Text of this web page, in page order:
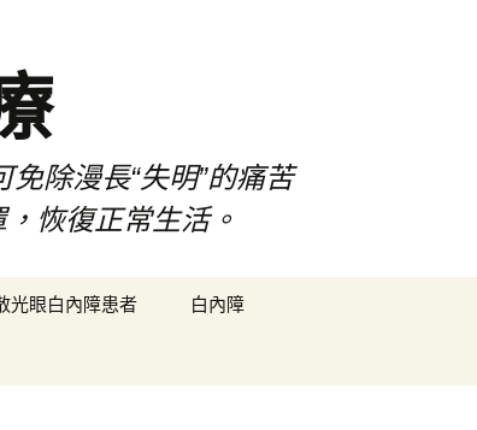
除漫長“失明”的痛苦
恢復正常生活。
光眼白內障患者 白內障